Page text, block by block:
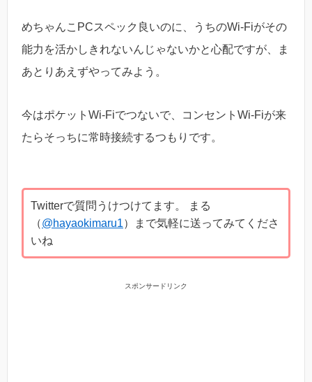
めちゃんこPCスペック良いのに、うちのWi-Fiがその
能力を活かしきれないんじゃないかと心配ですが、ま
あとりあえずやってみよう。
今はポケットWi-Fiでつないで、コンセントWi-Fiが来
たらそっちに常時接続するつもりです。
Twitterで質問うけつけてます。 まる
（@hayaokimaru1）まで気軽に送ってみてくださ
いね
スポンサードリンク